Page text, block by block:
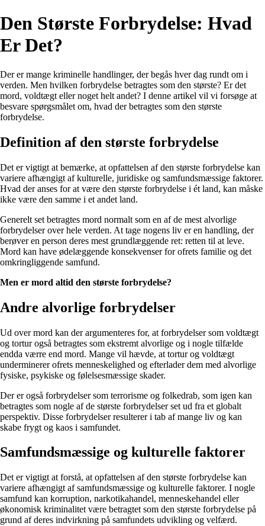
Den Største Forbrydelse: Hvad
Er Det?
Der er mange kriminelle handlinger, der begås hver dag rundt om i
verden. Men hvilken forbrydelse betragtes som den største? Er det
mord, voldtægt eller noget helt andet? I denne artikel vil vi forsøge at
besvare spørgsmålet om, hvad der betragtes som den største
forbrydelse.
Definition af den største forbrydelse
Det er vigtigt at bemærke, at opfattelsen af den største forbrydelse kan
variere afhængigt af kulturelle, juridiske og samfundsmæssige faktorer.
Hvad der anses for at være den største forbrydelse i ét land, kan måske
ikke være den samme i et andet land.
Generelt set betragtes mord normalt som en af de mest alvorlige
forbrydelser over hele verden. At tage nogens liv er en handling, der
berøver en person deres mest grundlæggende ret: retten til at leve.
Mord kan have ødelæggende konsekvenser for ofrets familie og det
omkringliggende samfund.
Men er mord altid den største forbrydelse?
Andre alvorlige forbrydelser
Ud over mord kan der argumenteres for, at forbrydelser som voldtægt
og tortur også betragtes som ekstremt alvorlige og i nogle tilfælde
endda værre end mord. Mange vil hævde, at tortur og voldtægt
underminerer ofrets menneskelighed og efterlader dem med alvorlige
fysiske, psykiske og følelsesmæssige skader.
Der er også forbrydelser som terrorisme og folkedrab, som igen kan
betragtes som nogle af de største forbrydelser set ud fra et globalt
perspektiv. Disse forbrydelser resulterer i tab af mange liv og kan
skabe frygt og kaos i samfundet.
Samfundsmæssige og kulturelle faktorer
Det er vigtigt at forstå, at opfattelsen af den største forbrydelse kan
variere afhængigt af samfundsmæssige og kulturelle faktorer. I nogle
samfund kan korruption, narkotikahandel, menneskehandel eller
økonomisk kriminalitet være betragtet som den største forbrydelse på
grund af deres indvirkning på samfundets udvikling og velfærd.